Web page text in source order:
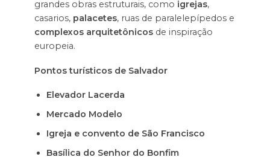
grandes obras estruturais, como igrejas,
casarios, palacetes, ruas de paralelepípedos e
complexos arquitetônicosde inspiração
europeia.
Pontos turísticos de Salvador
Elevador Lacerda
Mercado Modelo
Igreja e convento de São Francisco
Basílica do Senhor do Bonfim